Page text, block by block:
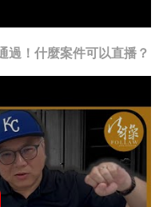
過！什麼案件可以直播？